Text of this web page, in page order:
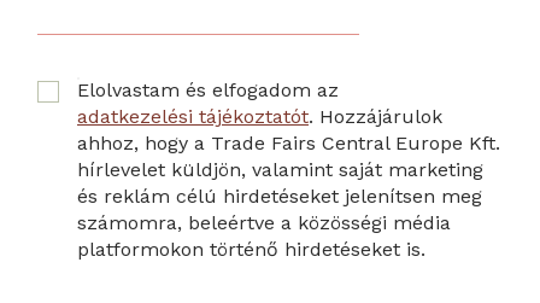
Elolvastam és elfogadom az
adatkezelési tájékoztatót. Hozzájárulok
ahhoz, hogy a Trade Fairs Central Europe Kft.
hírlevelet küldjön, valamint saját marketing
és reklám célú hirdetéseket jelenítsen meg
számomra, beleértve a közösségi média
platformokon történő hirdetéseket is.